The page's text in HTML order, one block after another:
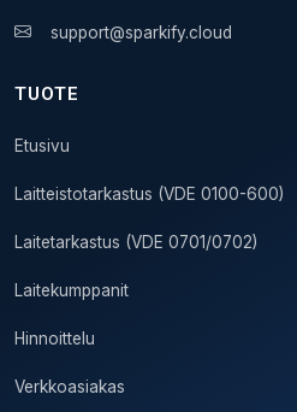
support@sparkify.cloud
TUOTE
Etusivu
Laitteistotarkastus (VDE 0100-600)
Laitetarkastus (VDE 0701/0702)
Laitekumppanit
Hinnoittelu
Verkkoasiakas